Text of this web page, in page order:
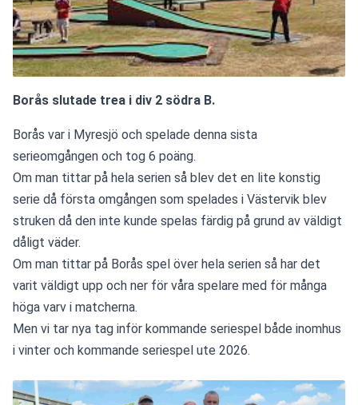
Borås slutade trea i div 2 södra B.
Borås var i Myresjö och spelade denna sista
serieomgången och tog 6 poäng.
Om man tittar på hela serien så blev det en lite konstig
serie då första omgången som spelades i Västervik blev
struken då den inte kunde spelas färdig på grund av väldigt
dåligt väder.
Om man tittar på Borås spel över hela serien så har det
varit väldigt upp och ner för våra spelare med för många
höga varv i matcherna.
Men vi tar nya tag inför kommande seriespel både inomhus
i vinter och kommande seriespel ute 2026.